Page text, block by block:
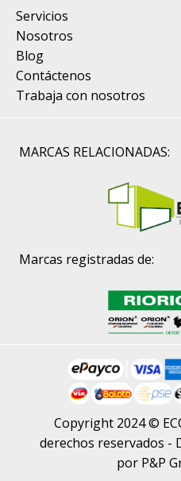
Servicios
Nosotros
Blog
Contáctenos
Trabaja con nosotros
MARCAS RELACIONADAS:
Marcas registradas de:
Copyright 2024 ©
derechos reservados -
por P&P